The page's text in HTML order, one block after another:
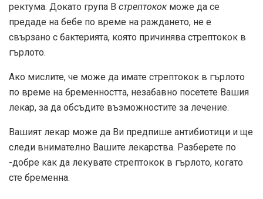
ректума. Докато група В стрептококможе да се
предаде на бебе по време на раждането, не е
свързано с бактерията, която причинява стрептокок в
гърлото.
Ако мислите, че може да имате стрептокок в гърлото
по време на бременността, незабавно посетете Вашия
лекар, за да обсъдите възможностите за лечение.
Вашият лекар може да Ви предпише антибиотици и ще
следи внимателно Вашите лекарства. Разберете по
-добре как да лекувате стрептокок в гърлото, когато
сте бременна.